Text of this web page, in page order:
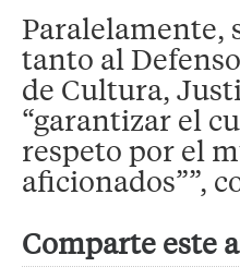
Paralelamente,
tanto al
de Cultura,
“garantizar el
respeto por el
aficionados””,
Comparte este